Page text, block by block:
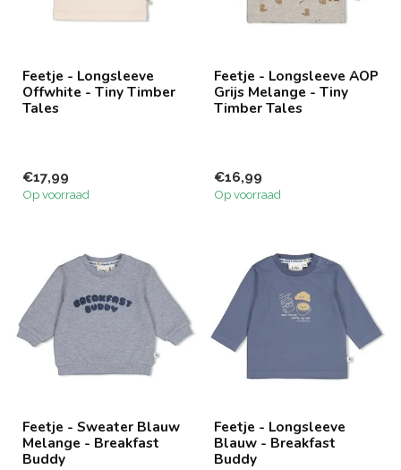
Feetje - Longsleeve
Offwhite - Tiny Timber
Tales
€17,99
Op voorraad
Feetje - Longsleeve AOP
Grijs Melange - Tiny
Timber Tales
€16,99
Op voorraad
Feetje - Sweater Blauw
Melange - Breakfast
Buddy
Feetje - Longsleeve
Blauw - Breakfast
Buddy